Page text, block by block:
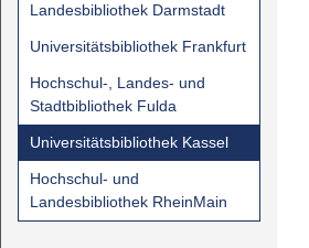
Landesbibliothek Darmstadt
Universitätsbibliothek Frankfurt
Hochschul-, Landes- und
Stadtbibliothek Fulda
Universitätsbibliothek Kassel
Hochschul- und
Landesbibliothek RheinMain